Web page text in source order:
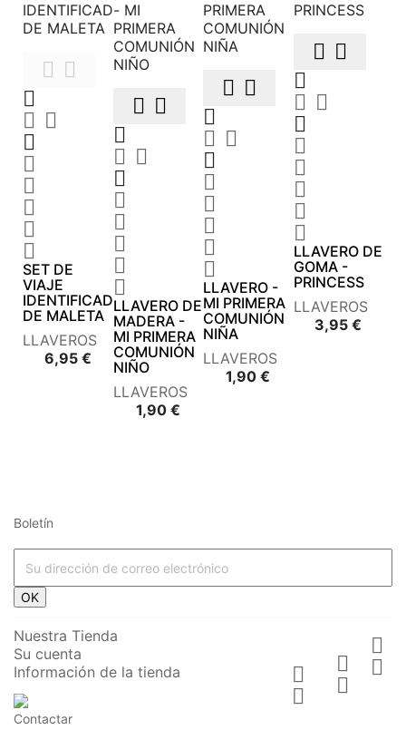
 

 






SET DE
VIAJE
IDENTIFICADOR
DE MALETA
LLAVEROS
6,95 €Precio
 

 






LLAVERO DE
MADERA -
MI PRIMERA
COMUNIÓN
NIÑO
LLAVEROS
1,90 €Precio
 

 






LLAVERO -
MI PRIMERA
COMUNIÓN
NIÑA
LLAVEROS
1,90 €
 

 






LLAVERO DE
GOMA -
PRINCESS
LLAVEROS
3,95 €

 







 



 
 


Boletín
OK
Nuestra Tienda


Su cuenta


Información de la tienda


Contactar